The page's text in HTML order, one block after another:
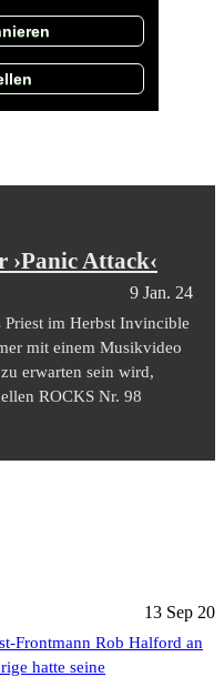
›Panic Attack‹
9 Jan. 24
Priest im Herbst Invincible
mit einem Musikvideo
erwarten sein wird,
ROCKS Nr. 98
13 Sep 20
Frontmann Rob Halford an
hatte seine